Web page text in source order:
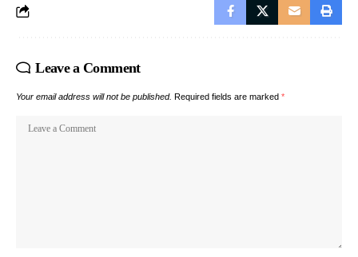
Leave a Comment
Your email address will not be published. Required fields are marked *